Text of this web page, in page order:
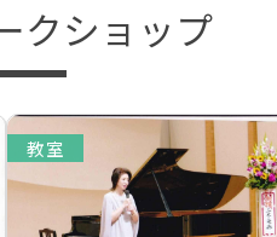
クショップ
教室